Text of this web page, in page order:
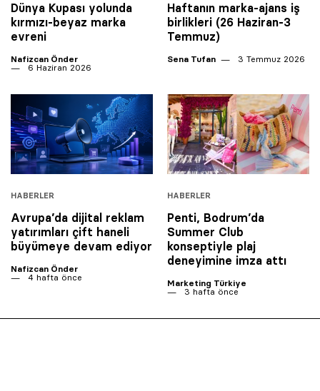
Dünya Kupası yolunda
kırmızı-beyaz marka
evreni
Nafizcan Önder
6 Haziran 2026
Haftanın marka-ajans iş
birlikleri (26 Haziran-3
Temmuz)
Sena Tufan 3 Temmuz 2026
HABERLER
Avrupa’da dijital reklam
yatırımları çift haneli
büyümeye devam ediyor
Nafizcan Önder
4 hafta önce
HABERLER
Penti, Bodrum’da
Summer Club
konseptiyle plaj
deneyimine imza attı
Marketing Türkiye
3 hafta önce